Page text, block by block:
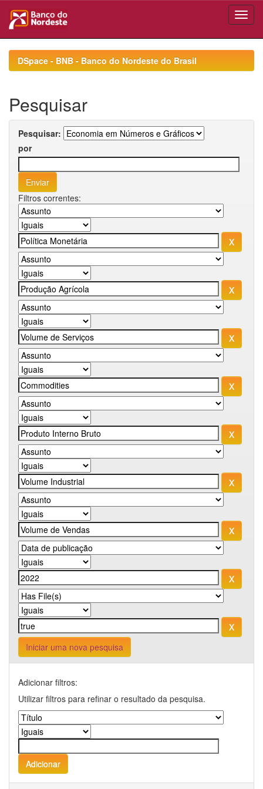
navigationDSpace - BNB - Banco do Nordeste do Brasil
Pesquisar
Pesquisar:
por
Filtros correntes:
Iniciar uma nova pesquisa
Adicionar filtros:
Utilizar filtros para refinar o resultado da pesquisa.